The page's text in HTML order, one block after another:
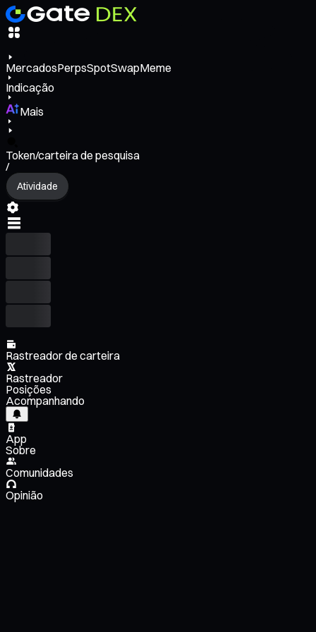
MercadosPerpsSpotSwapMeme
Indicação
Mais
Token/carteira de pesquisa
/
Atividade
Rastreador de carteira
Rastreador
Posições
Acompanhando
App
Sobre
Comunidades
Opinião